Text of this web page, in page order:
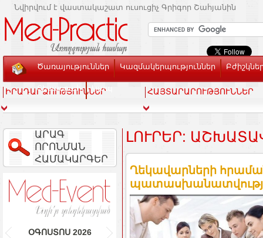
Նվիրվում է վաստակաշատ ուսուցիչ Գրիգոր Շահյանին
Ծառայություններ Կազմակերպություններ
Տեսասրահ Կապ
ԻՐԱԴԱՐՁՈՒԹՅՈՒՆՆԵՐ ՀԱՅՏԱՐԱՐՈՒԹՅՈՒՆՆԵՐ
ԱՐԱԳ
ՈՐՈՆՄԱՆ
ՀԱՄԱԿԱՐԳԵՐ
ՕԳՈՍՏՈՍ 2026
ԼՈՒՐԵՐ:
Ղեկավարների